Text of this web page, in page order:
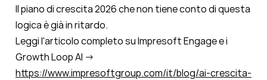
Il piano di crescita 2026 che non tiene conto di questa
logica è già in ritardo.
Leggi l'articolo completo su Impresoft Engage e i
Growth Loop AI →
https://www.impresoftgroup.com/it/blog/ai-crescita-